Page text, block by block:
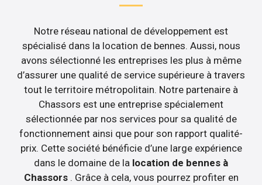
Notre réseau national de développement est
spécialisé dans la location de bennes. Aussi, nous
avons sélectionné les entreprises les plus à même
d’assurer une qualité de service supérieure à travers
tout le territoire métropolitain. Notre partenaire à
Chassors est une entreprise spécialement
sélectionnée par nos services pour sa qualité de
fonctionnement ainsi que pour son rapport qualité-
prix. Cette société bénéficie d’une large expérience
dans le domaine de la location de bennes à
Chassors . Grâce à cela, vous pourrez profiter en